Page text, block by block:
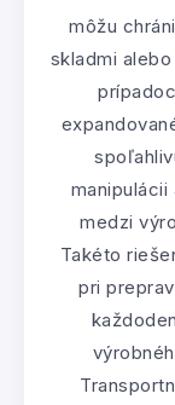
môžu
skladmi
medzi
Takéto
pri